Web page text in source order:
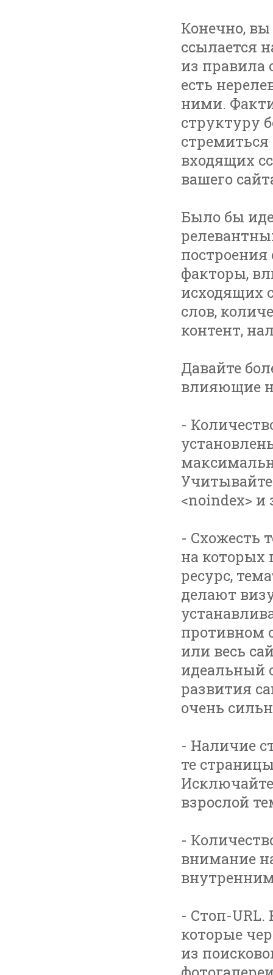
Конечно, вы
ссылается
из правила
есть
ними.
структуру
входящих
вашего
Было бы
факторы,
исходящих
слов,
контент,
Давайте
влияющие
-
Учитывайте
<noindex>
- Схожесть
на которых
ресурс,
делают
противном
или весь
идеальный
развития
очень
- Наличие
те
взрослой
-
внимание
- Стоп-URL.
которые
из